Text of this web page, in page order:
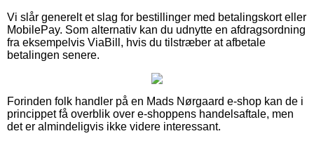
Vi slår generelt et slag for bestillinger med betalingskort eller
MobilePay. Som alternativ kan du udnytte en afdragsordning
fra eksempelvis ViaBill, hvis du tilstræber at afbetale
betalingen senere.
Forinden folk handler på en Mads Nørgaard e-shop kan de i
princippet få overblik over e-shoppens handelsaftale, men
det er almindeligvis ikke videre interessant.